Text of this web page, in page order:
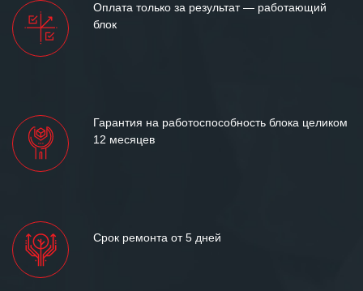
Оплата только за результат — работающий
блок
Гарантия на работоспособность блока целиком
12 месяцев
Срок ремонта от 5 дней